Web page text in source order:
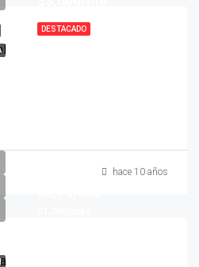
DESTACADO
hace 10 años